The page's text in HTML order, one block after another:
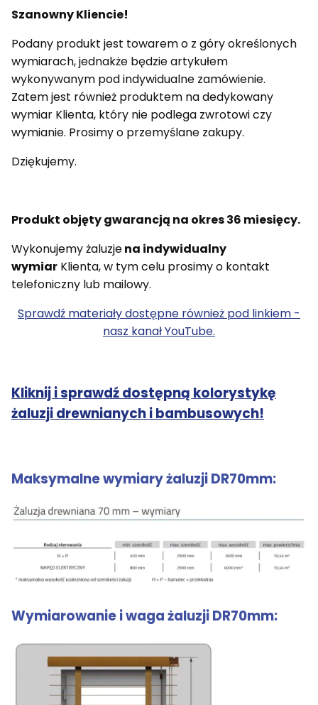
Szanowny Kliencie!
Podany produkt jest towarem o z góry określonych
wymiarach, jednakże będzie artykułem
wykonywanym pod indywidualne zamówienie.
Zatem jest również produktem na dedykowany
wymiar Klienta, który nie podlega zwrotowi czy
wymianie. Prosimy o przemyślane zakupy.
Dziękujemy.
Produkt objęty gwarancją na okres 36 miesięcy.
Wykonujemy żaluzjena indywidualny
wymiar Klienta, w tym celu prosimy o kontakt
telefoniczny lub mailowy.
Sprawdź materiały dostępne również pod linkiem -
nasz kanał YouTube.
Kliknij i sprawdź dostępną kolorystykę
żaluzji drewnianych i bambusowych!
Maksymalne wymiary żaluzji DR70mm:
Wymiarowanie i waga żaluzji DR70mm: